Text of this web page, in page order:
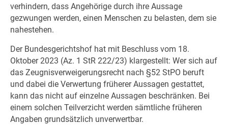
verhindern, dass Angehörige durch ihre Aussage
gezwungen werden, einen Menschen zu belasten, dem sie
nahestehen.
Der Bundesgerichtshof hat mit Beschluss vom 18.
Oktober 2023 (Az. 1 StR 222/23) klargestellt: Wer sich auf
das Zeugnisverweigerungsrecht nach §52 StPO beruft
und dabei die Verwertung früherer Aussagen gestattet,
kann das nicht auf einzelne Aussagen beschränken. Bei
einem solchen Teilverzicht werden sämtliche früheren
Angaben grundsätzlich unverwertbar.